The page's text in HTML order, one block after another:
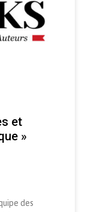
et
»
des